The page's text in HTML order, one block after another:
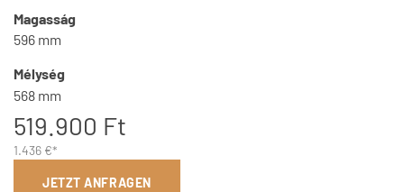
Magasság
596 mm
Mélység
568 mm
519.900 Ft
1.436 €*
JETZT ANFRAGEN